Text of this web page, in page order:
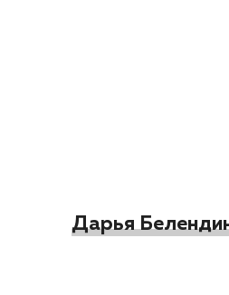
Дарья